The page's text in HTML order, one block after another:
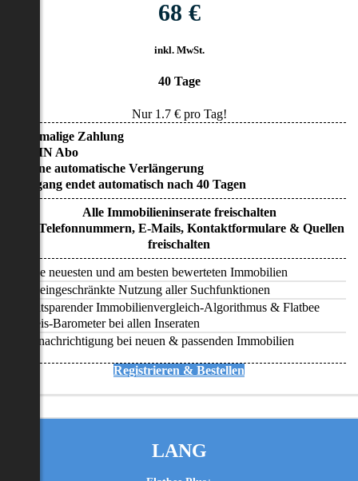
68 €
inkl. MwSt.
40 Tage
Nur 1.7€ pro Tag!
• Einmalige Zahlung
• KEIN Abo
• Keine automatische Verlängerung
• Zugang endet automatisch nach 40 Tagen
Alle Immobilieninserate freischalten
Alle Telefonnummern, E-Mails, Kontaktformulare & Quellen
freischalten
Alle neuesten und am besten bewerteten Immobilien
Uneingeschränkte Nutzung aller Suchfunktionen
Zeitsparender Immobilienvergleich-Algorithmus & Flatbee
Preis-Barometer bei allen Inseraten
Benachrichtigung bei neuen & passenden Immobilien
Registrieren & Bestellen
LANG